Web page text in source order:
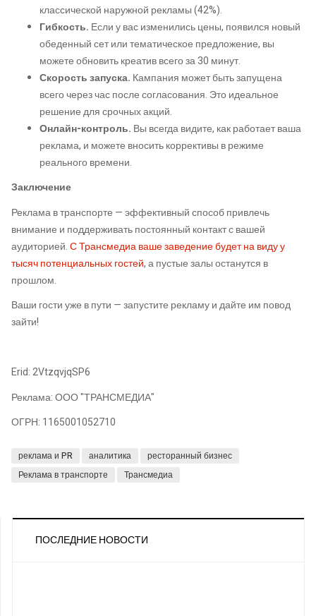
классической наружной рекламы (42%).
Гибкость. Если у вас изменились цены, появился новый
обеденный сет или тематическое предложение, вы
можете обновить креатив всего за 30 минут.
Скорость запуска. Кампания может быть запущена
всего через час после согласования. Это идеальное
решение для срочных акций.
Онлайн-контроль. Вы всегда видите, как работает ваша
реклама, и можете вносить коррективы в режиме
реального времени.
Заключение
Реклама в транспорте — эффективный способ привлечь
внимание и поддерживать постоянный контакт с вашей
аудиторией.С Трансмедиа ваше заведение будет на виду у
тысяч потенциальных гостей, а пустые залы останутся в
прошлом.
Ваши гости уже в пути — запустите рекламу и дайте им повод
зайти!
Erid: 2VtzqvjqSP6
Реклама: ООО "ТРАНСМЕДИА"
ОГРН: 1165001052710
реклама и PR аналитика
ресторанный бизнес
Реклама в транспорте
Трансмедиа
ПОСЛЕДНИЕ НОВОСТИ